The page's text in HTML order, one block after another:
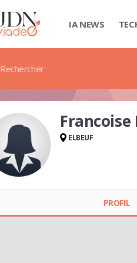
IA NEWS
Rechercher
Francoise
ELBEUF
PROFIL